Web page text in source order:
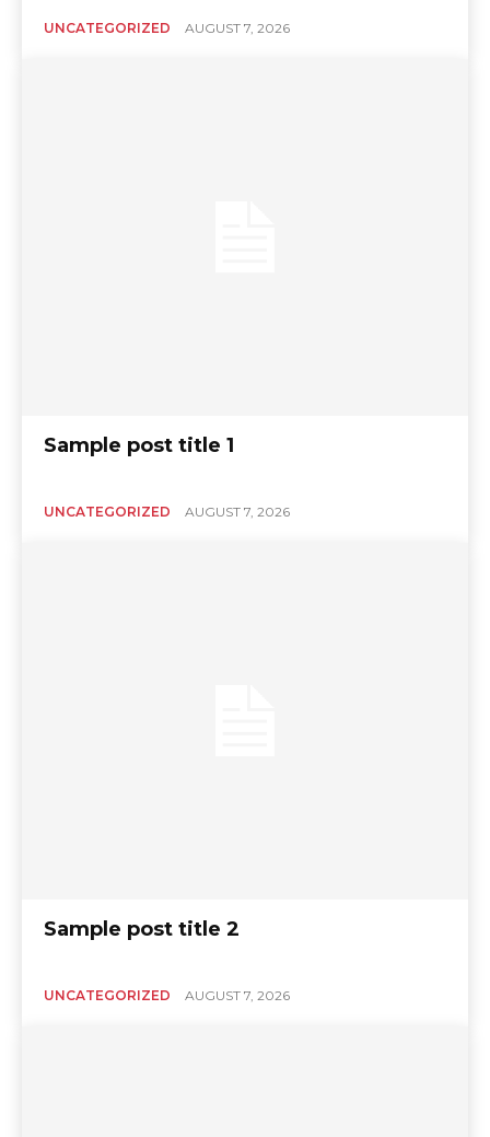
UNCATEGORIZED AUGUST 7, 2026
Sample post title 1
UNCATEGORIZED AUGUST 7, 2026
Sample post title 2
UNCATEGORIZED AUGUST 7, 2026